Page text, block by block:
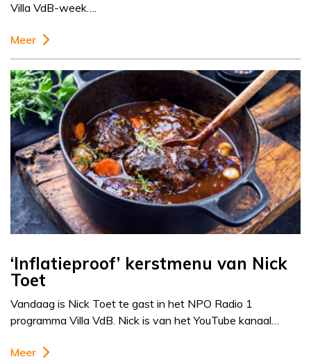
Villa VdB-week….
Meer
‘Inflatieproof’ kerstmenu van Nick
Toet
Vandaag is Nick Toet te gast in het NPO Radio 1
programma Villa VdB. Nick is van het YouTube kanaal…
Meer